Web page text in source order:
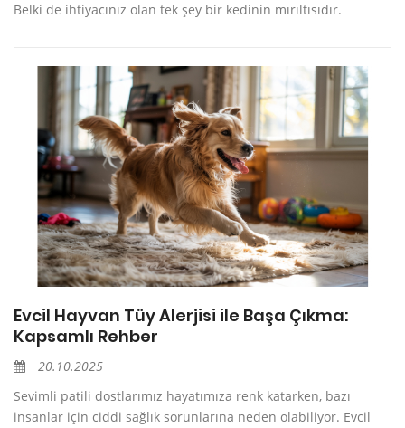
Belki de ihtiyacınız olan tek şey bir kedinin mırıltısıdır.
Evcil Hayvan Tüy Alerjisi ile Başa Çıkma:
Kapsamlı Rehber
20.10.2025
Sevimli patili dostlarımız hayatımıza renk katarken, bazı
insanlar için ciddi sağlık sorunlarına neden olabiliyor. Evcil